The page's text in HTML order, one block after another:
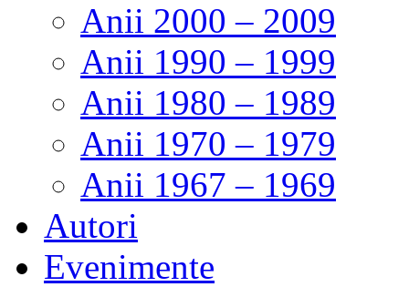
Anii 2000 – 2009
Anii 1990 – 1999
Anii 1980 – 1989
Anii 1970 – 1979
Anii 1967 – 1969
Autori
Evenimente